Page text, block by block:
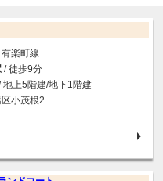
楽町線
/ 徒歩9分
地上5階建/地下1階建
小茂根2